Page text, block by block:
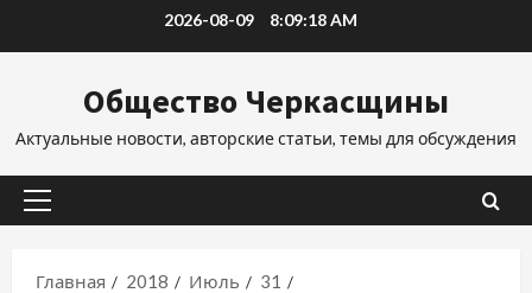
2026-08-09 8:09:18 AM
Общество Черкасщины
Актуальные новости, авторские статьи, темы для обсуждения
Основное
Главная
2018 Июль
31